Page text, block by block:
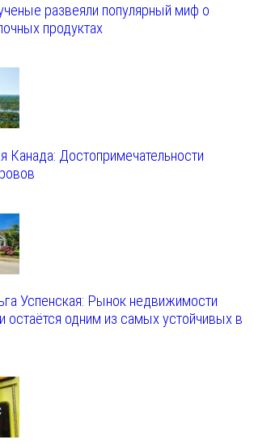
развеяли популярный миф о
продуктах
Канада: Достопримечательности
Успенская: Рынок недвижимости
остаётся одним из самых устойчивых в